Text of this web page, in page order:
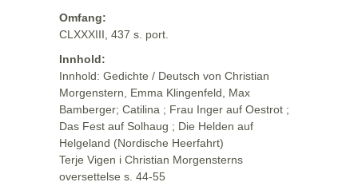
Omfang:
CLXXXIII, 437 s. port.
Innhold:
Innhold: Gedichte / Deutsch von Christian
Morgenstern, Emma Klingenfeld, Max
Bamberger; Catilina ; Frau Inger auf Oestrot ;
Das Fest auf Solhaug ; Die Helden auf
Helgeland (Nordische Heerfahrt)
Terje Vigen i Christian Morgensterns
oversettelse s. 44-55